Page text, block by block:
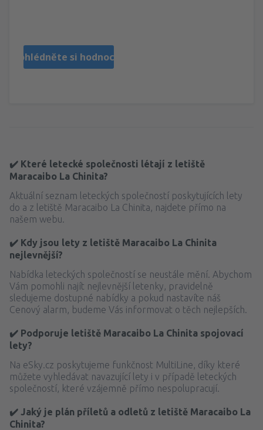
Prohlédněte si hodnocení
✔️ Které letecké společnosti létají z letiště
Maracaibo La Chinita?
Aktuální seznam leteckých společností poskytujících lety
do a z letiště Maracaibo La Chinita, najdete přímo na
našem webu.
✔️ Kdy jsou lety z letiště Maracaibo La Chinita
nejlevnější?
Nabídka leteckých společností se neustále mění. Abychom
Vám pomohli najít nejlevnější letenky, pravidelně
sledujeme dostupné nabídky a pokud nastavíte náš
Cenový alarm, budeme Vás informovat o těch nejlepších.
✔️ Podporuje letiště Maracaibo La Chinita spojovací
lety?
Na eSky.cz poskytujeme funkčnost MultiLine, díky které
můžete vyhledávat navazující lety i v případě leteckých
společností, které vzájemně přímo nespolupracují.
✔️ Jaký je plán příletů a odletů z letiště Maracaibo La
Chinita?